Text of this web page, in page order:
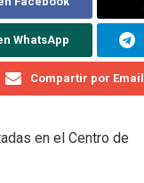
WhatsApp
Compartir por Email
en el Centro de